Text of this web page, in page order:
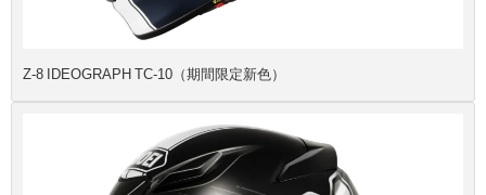
Z-8 IDEOGRAPH TC-10（期間限定新色）